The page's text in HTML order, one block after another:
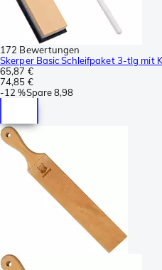
172 Bewertungen
Skerper Basic Schleifpaket 3-tlg mit
65,87 €
74,85 €
-12 %Spare8,98